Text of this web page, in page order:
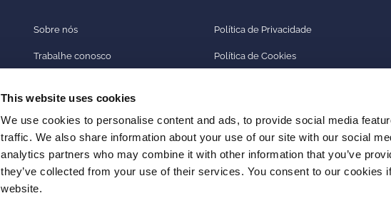
This website uses cookies
We use cookies to personalise content and ads, to provide social media
traffic. We also share information about your use of our site with our social
analytics partners who may combine it with other information that you’ve
they’ve collected from your use of their services. You consent to our cookies
website.
Sobre nós
Trabalhe conosco
FOLLOW US!
Política de Privacidade
Política de Cookies